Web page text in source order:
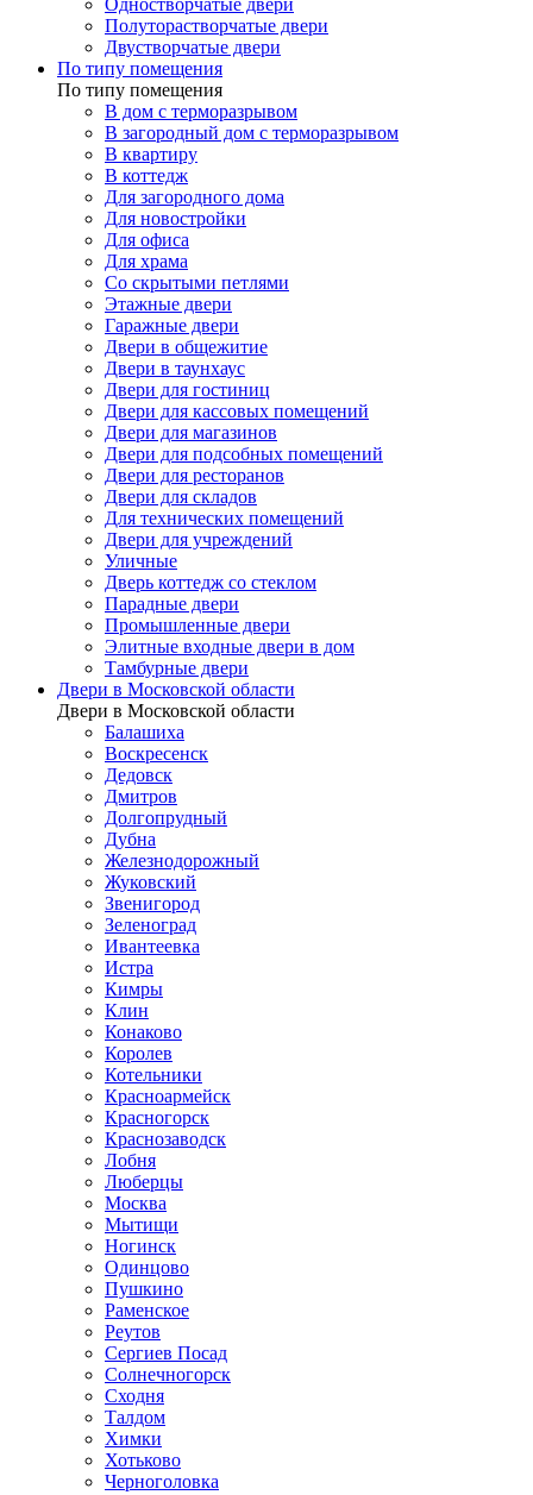
Одностворчатые двери
Полуторастворчатые двери
Двустворчатые двери
По типу помещения
По типу помещения
В дом с терморазрывом
В загородный дом с терморазрывом
В квартиру
В коттедж
Для загородного дома
Для новостройки
Для офиса
Для храма
Со скрытыми петлями
Этажные двери
Гаражные двери
Двери в общежитие
Двери в таунхаус
Двери для гостиниц
Двери для кассовых помещений
Двери для магазинов
Двери для подсобных помещений
Двери для ресторанов
Двери для складов
Для технических помещений
Двери для учреждений
Уличные
Дверь коттедж со стеклом
Парадные двери
Промышленные двери
Элитные входные двери в дом
Тамбурные двери
Двери в Московской области
Двери в Московской области
Балашиха
Воскресенск
Дедовск
Дмитров
Долгопрудный
Дубна
Железнодорожный
Жуковский
Звенигород
Зеленоград
Ивантеевка
Истра
Кимры
Клин
Конаково
Королев
Котельники
Красноармейск
Красногорск
Краснозаводск
Лобня
Люберцы
Москва
Мытищи
Ногинск
Одинцово
Пушкино
Раменское
Реутов
Сергиев Посад
Солнечногорск
Сходня
Талдом
Химки
Хотьково
Черноголовка